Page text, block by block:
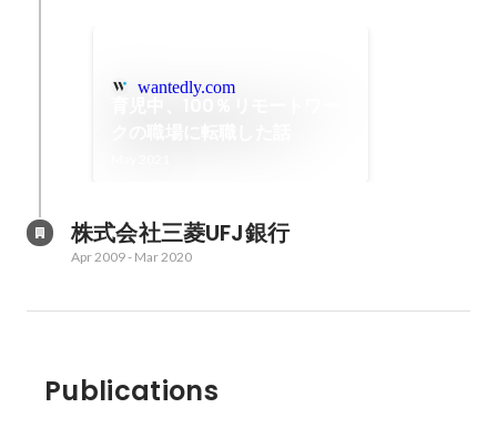
wantedly.com
株式会社三菱UFJ銀行
Apr 2009- Mar 2020
Publications